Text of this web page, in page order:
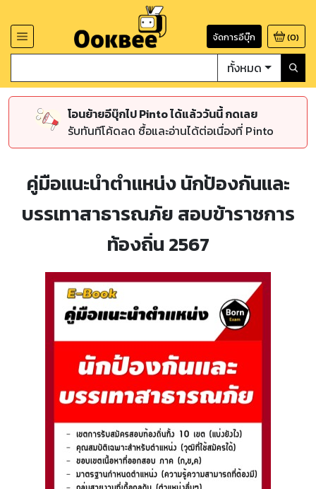
จัดการอีบุ๊ก (0)
ทั้งหมด
โอนย้ายอีบุ๊กไป Pinto ได้แล้ววันนี้ กดเลย
รับทันทีโค้ดลด ซื้อและอ่านได้ต่อเนื่องที่ Pinto
คู่มือแนะนำตำแหน่ง นักป้องกันและ
บรรเทาสาธารณภัย สอบข้าราชการ
ท้องถิ่น 2567